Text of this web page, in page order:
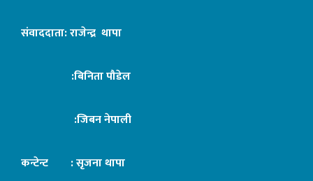
संवाददाता: राजेन्द्र थापा
:बिनिता पौडेल
:जिबन नेपाली
कन्टेन्ट : सृजना थापा